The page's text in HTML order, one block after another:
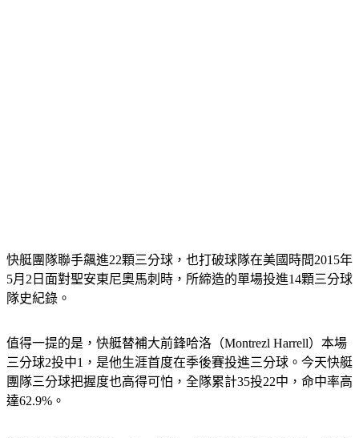
快艇團隊聯手飆進22顆三分球，也打破球隊在美國時間2015年
5月2日面對聖安東尼奧馬刺時，所締造的單場投進14顆三分球
隊史紀錄。
值得一提的是，快艇替補大前鋒哈洛（Montrezl Harrell）本場
三分球2投中1，是他生涯首度在季後賽投進三分球。今天快艇
團隊三分球把握度也高得可怕，全隊累計35投22中，命中率高
達62.9%。